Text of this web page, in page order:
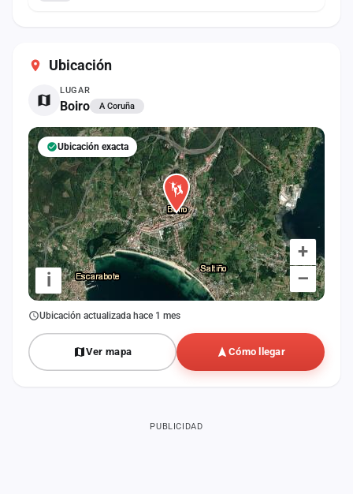
Ubicación
LUGAR
Boiro A Coruña
+
–
i
Ubicación exacta
Ubicación actualizada hace 1 mes
Ver mapa Cómo llegar
PUBLICIDAD